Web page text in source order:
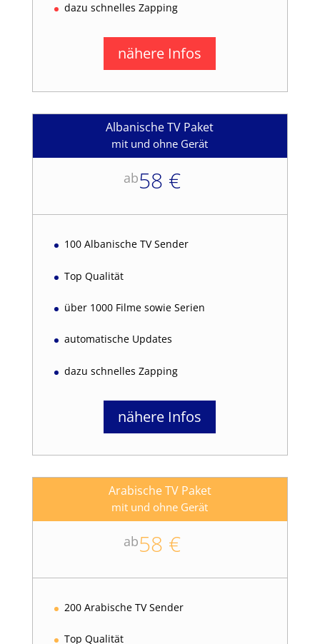
dazu schnelles Zapping
nähere Infos
Albanische TV Paket
mit und ohne Gerät
ab58 €
100 Albanische TV Sender
Top Qualität
über 1000 Filme sowie Serien
automatische Updates
dazu schnelles Zapping
nähere Infos
Arabische TV Paket
mit und ohne Gerät
ab58 €
200 Arabische TV Sender
Top Qualität